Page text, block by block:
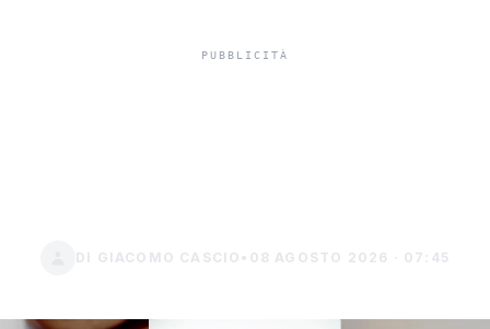
DI GIACOMO CASCIO • 08 AGOSTO 2026 · 07:45